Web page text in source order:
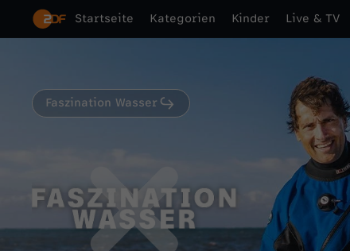
Startseite Kategorien Kinder Live & TV
Faszination Wasser